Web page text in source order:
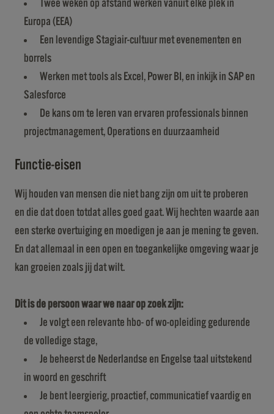
Twee weken op afstand werken vanuit elke plek in
Europa (EEA)
Een levendige Stagiair-cultuur met evenementen en
borrels
Werken met tools als Excel, Power BI, en inkijk in SAP en
Salesforce
De kans om te leren van ervaren professionals binnen
projectmanagement, Operations en duurzaamheid
Functie-eisen
Wij houden van mensen die niet bang zijn om uit te proberen
en die dat doen totdat alles goed gaat. Wij hechten waarde aan
een sterke overtuiging en moedigen je aan je mening te geven.
En dat allemaal in een open en toegankelijke omgeving waar je
kan groeien zoals jij dat wilt.
Dit is de persoon waar we naar op zoek zijn:
Je volgt een relevante hbo- of wo-opleiding gedurende
de volledige stage,
Je beheerst de Nederlandse en Engelse taal uitstekend
in woord en geschrift
Je bent leergierig, proactief, communicatief vaardig en